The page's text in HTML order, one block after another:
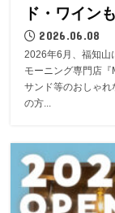
ド・ワイン
2026.06.08
2026年6月、福知山
モーニング専門店『
サンド等のおしゃ
の方...